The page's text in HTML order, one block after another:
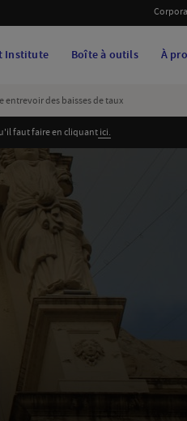
Institute Boîte à outils À
entrevoir des baisses de taux
faut faire en cliquantici.